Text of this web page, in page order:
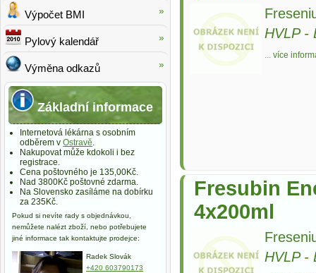
HVLP-
... více
Fresubin
4x200ml
HVLP-
Výpočet BMI
Pylový kalendář
Výměna odkazů
Základní informace
Internetová lékárna s osobním
odběrem v Ostravě.
Nakupovat může kdokoli i bez
registrace.
Cena poštovného je 135,00Kč.
Nad 3800Kč poštovné zdarma.
Na Slovensko zasíláme na dobírku
za 235Kč.
Pokud si nevíte rady s objednávkou,
nemůžete nalézt zboží, nebo potřebujete
jiné informace tak kontaktujte prodejce:
Radek Slovák
+420 603790173